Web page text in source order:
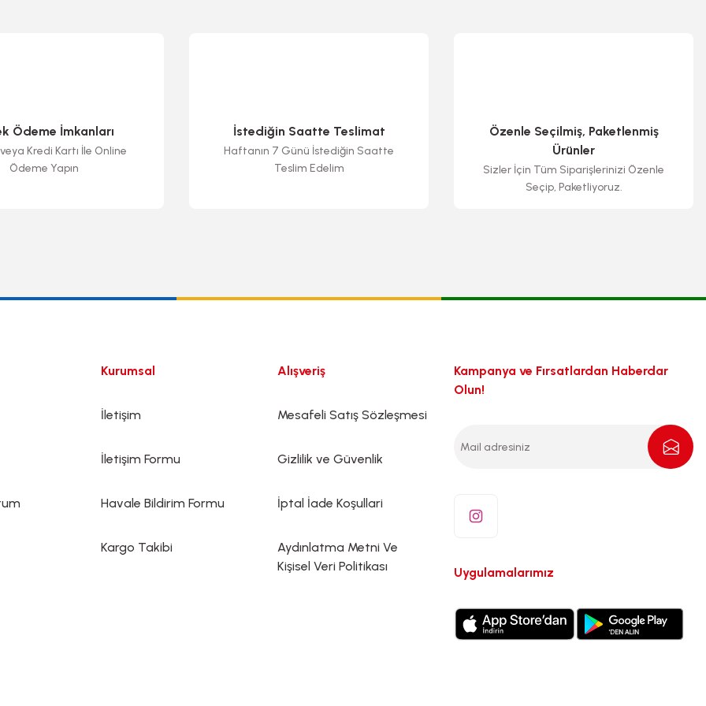
Ödeme İmkanları
Kredi Kartı İle Online
Ödeme Yapın
İstediğin Saatte Teslimat
Haftanın 7 Günü İstediğin Saatte
Teslim Edelim
Özenle Seçilmiş, Paketlenmiş
Ürünler
Sizler İçin Tüm Siparişlerinizi Özenle
Seçip, Paketliyoruz.
Kurumsal
İletişim
İletişim Formu
Havale Bildirim Formu
Kargo Takibi
Alışveriş
Mesafeli Satış Sözleşmesi
Gizlilik ve Güvenlik
İptal İade Koşullari
Aydınlatma Metni Ve
Kişisel Veri Politikası
Kampanya ve Fırsatlardan Haberdar
Olun!
Uygulamalarımız